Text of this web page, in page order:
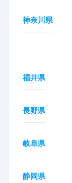
神奈川県
福井県
長野県
岐阜県
静岡県